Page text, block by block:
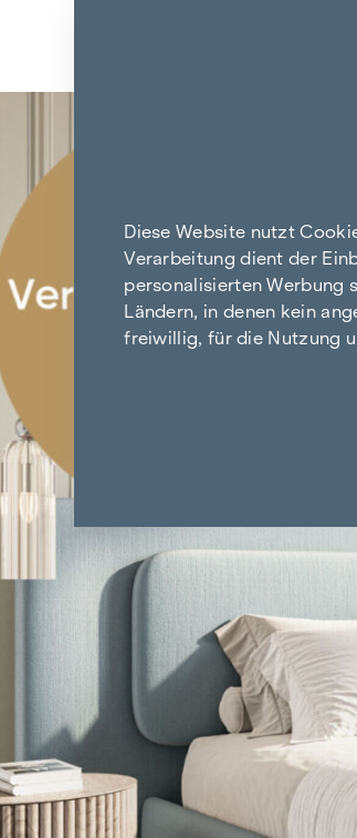
Zurück zu den Ergebnissen
Diese Website nutzt
Verarbeitung dient der
personalisierten Werbung
Ländern, in denen kein
freiwillig, für die Nutzung